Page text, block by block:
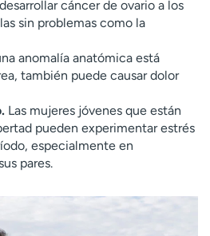
cáncer de ovario a los
sin problemas como la
anomalía anatómica está
también puede causar dolor
Las mujeres jóvenes que están
pueden experimentar estrés
especialmente en
pares.